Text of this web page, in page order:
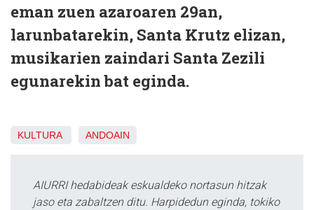
eman zuen azaroaren 29an,
larunbatarekin, Santa Krutz elizan,
musikarien zaindari Santa Zezili
egunarekin bat eginda.
KULTURA ANDOAIN
AIURRI hedabideak eskualdeko nortasun hitzak
jaso eta zabaltzen ditu. Harpidedun eginda, tokiko